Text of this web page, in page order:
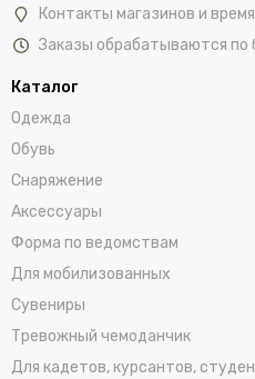
Контакты магазинов и
Заказы обрабатываются по
Каталог
Одежда
Обувь
Снаряжение
Аксессуары
Форма по ведомствам
Для мобилизованных
Сувениры
Тревожный чемоданчик
Для кадетов, курсантов,